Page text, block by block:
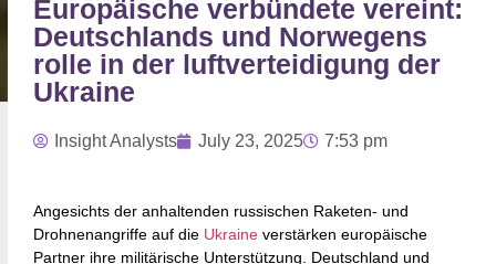
Europäische verbündete vereint:
Deutschlands und Norwegens
rolle in der luftverteidigung der
Ukraine
Insight Analysts July 23, 2025 7:53 pm
Angesichts der anhaltenden russischen Raketen- und
Drohnenangriffe auf die Ukraine verstärken europäische
Partner ihre militärische Unterstützung. Deutschland und